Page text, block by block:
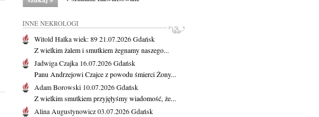
INNE NEKROLOGI
Witold Halkawiek: 8921.07.2026Gdańsk
Z wielkim żalem i smutkiem żegnamy naszego...
Jadwiga Czajka 16.07.2026Gdańsk
Panu Andrzejowi Czajce z powodu śmierci Żony...
Adam Borowski 10.07.2026Gdańsk
Z wielkim smutkiem przyjęłyśmy wiadomość, że...
Alina Augustynowicz03.07.2026Gdańsk